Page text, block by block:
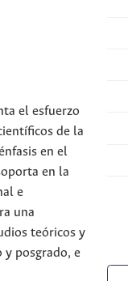
el esfuerzo
de la
en el
en la
e
una
teóricos y
y posgrado, e